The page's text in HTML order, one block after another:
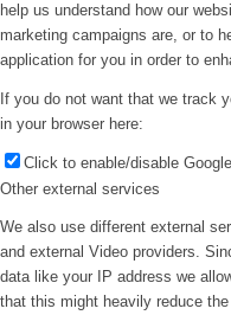
help us understand how our
marketing campaigns are, or to
application for you in order to
If you do not want that we track
in your browser here:
Click to enable/disable
Other external services
We also use different external
and external Video providers.
data like your IP address we
that this might heavily reduce